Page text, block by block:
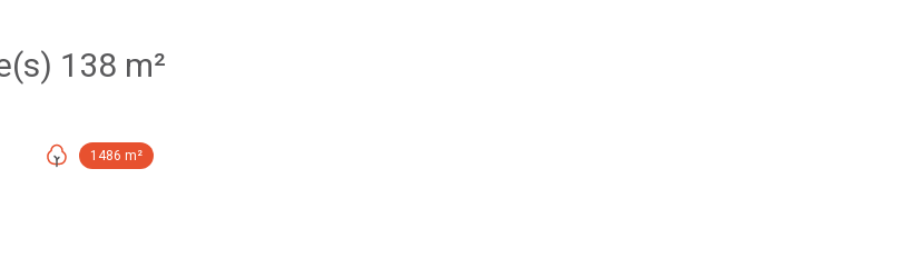
Maison 7 pièce(s) 4 chambre(s) 138 m²
1486 m²